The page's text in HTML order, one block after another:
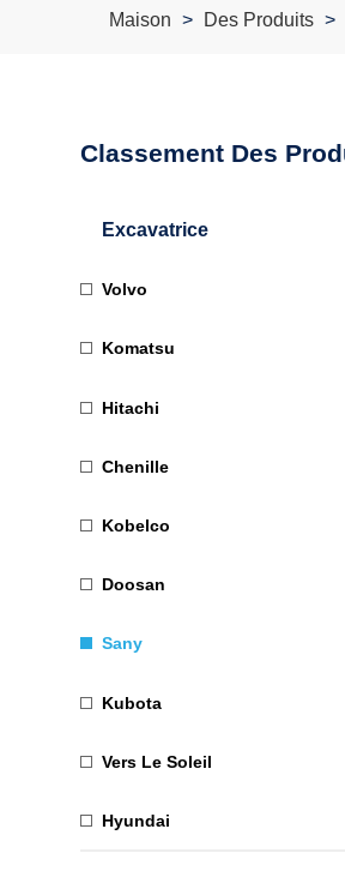
Maison Des Produits
Classement Des
Excavatrice
Volvo
Komatsu
Hitachi
Chenille
Kobelco
Doosan
Sany
Kubota
Vers Le Soleil
Hyundai